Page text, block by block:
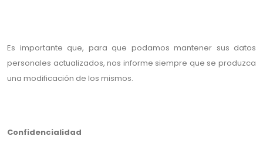
Es importante que, para que podamos mantener sus datos
personales actualizados, nos informe siempre que se produzca
una modificación de los mismos.
Confidencialidad